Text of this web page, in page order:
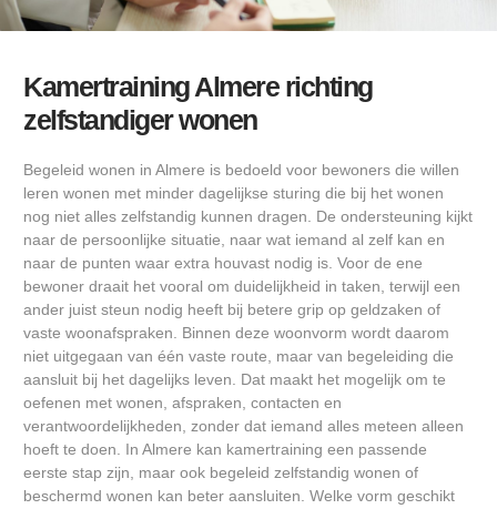
Kamertraining Almere richting
zelfstandiger wonen
Begeleid wonen in Almere is bedoeld voor bewoners die willen
leren wonen met minder dagelijkse sturing die bij het wonen
nog niet alles zelfstandig kunnen dragen. De ondersteuning kijkt
naar de persoonlijke situatie, naar wat iemand al zelf kan en
naar de punten waar extra houvast nodig is. Voor de ene
bewoner draait het vooral om duidelijkheid in taken, terwijl een
ander juist steun nodig heeft bij betere grip op geldzaken of
vaste woonafspraken. Binnen deze woonvorm wordt daarom
niet uitgegaan van één vaste route, maar van begeleiding die
aansluit bij het dagelijks leven. Dat maakt het mogelijk om te
oefenen met wonen, afspraken, contacten en
verantwoordelijkheden, zonder dat iemand alles meteen alleen
hoeft te doen. In Almere kan kamertraining een passende
eerste stap zijn, maar ook begeleid zelfstandig wonen of
beschermd wonen kan beter aansluiten. Welke vorm geschikt